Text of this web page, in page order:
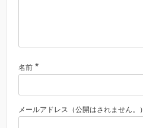
名前 *
メールアドレス（公開はされません。）